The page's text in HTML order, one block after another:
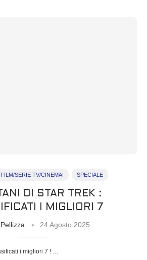
FILM/SERIE TV/CINEMA! SPECIALE
DI STAR TREK :
I MIGLIORI 7
24 Agosto 2025
i migliori 7 ! …